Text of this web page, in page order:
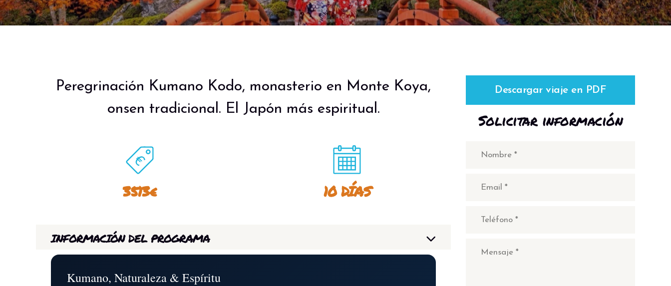
Peregrinación Kumano Kodo, monasterio en Monte Koya,
onsen tradicional. El Japón más espiritual.
3513€ 10 DÍAS
INFORMACIÓN DEL PROGRAMA
Kumano, Naturaleza & Espíritu
Descargar viaje en PDF
Solicitar información